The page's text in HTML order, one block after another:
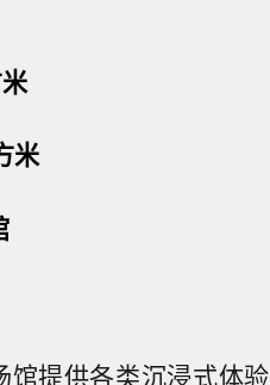
米
提供各类沉浸式体